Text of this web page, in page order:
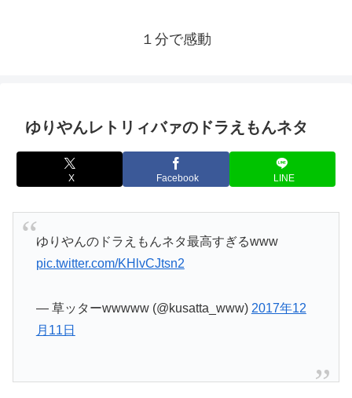
１分で感動
ゆりやんレトリィバァのドラえもんネタ
X Facebook LINE
ゆりやんのドラえもんネタ最高すぎるwww
pic.twitter.com/KHlvCJtsn2
— 草ッターwwwww (@kusatta_www) 2017年12
月11日